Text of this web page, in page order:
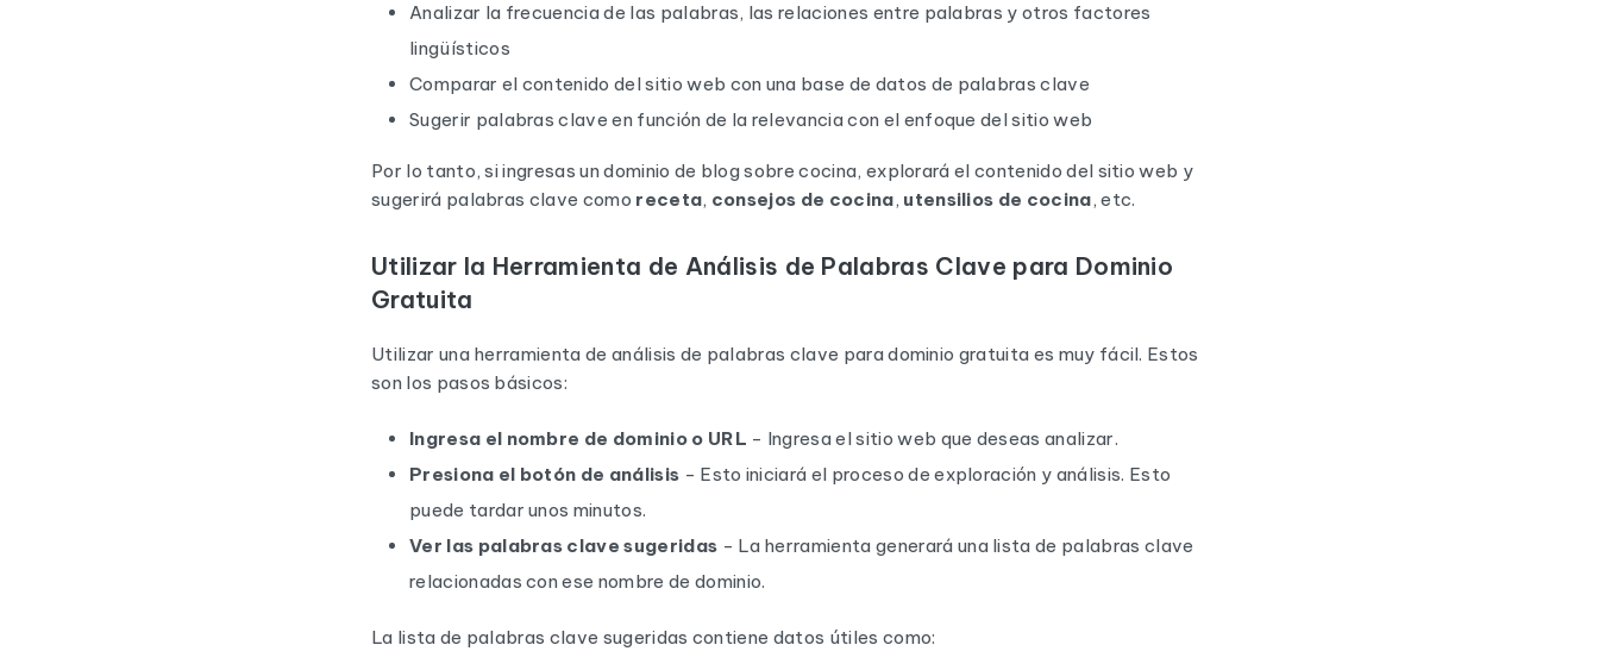
Analizar la frecuencia de las palabras, las relaciones entre palabras y otros factores
lingüísticos
Comparar el contenido del sitio web con una base de datos de palabras clave
Sugerir palabras clave en función de la relevancia con el enfoque del sitio web
Por lo tanto, si ingresas un dominio de blog sobre cocina, explorará el contenido del sitio web y
sugerirá palabras clave como receta, consejos de cocina, utensilios de cocina, etc.
Utilizar la Herramienta de Análisis de Palabras Clave para Dominio
Gratuita
Utilizar una herramienta de análisis de palabras clave para dominio gratuita es muy fácil. Estos
son los pasos básicos:
Ingresa el nombre de dominio o URL - Ingresa el sitio web que deseas analizar.
Presiona el botón de análisis - Esto iniciará el proceso de exploración y análisis. Esto
puede tardar unos minutos.
Ver las palabras clave sugeridas - La herramienta generará una lista de palabras clave
relacionadas con ese nombre de dominio.
La lista de palabras clave sugeridas contiene datos útiles como: